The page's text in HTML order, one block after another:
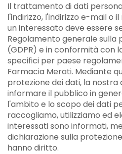
Il trattamento di dati
l'indirizzo, l'indirizzo e-mail o
un interessato deve essere
Regolamento generale sulla
(GDPR) e in conformità con
specifici per paese
Farmacia Merati. Mediante
protezione dei dati, la nostra
informare il pubblico in
l'ambito e lo scopo dei dati
raccogliamo, utilizziamo ed
interessati sono informati,
dichiarazione sulla
hanno diritto.